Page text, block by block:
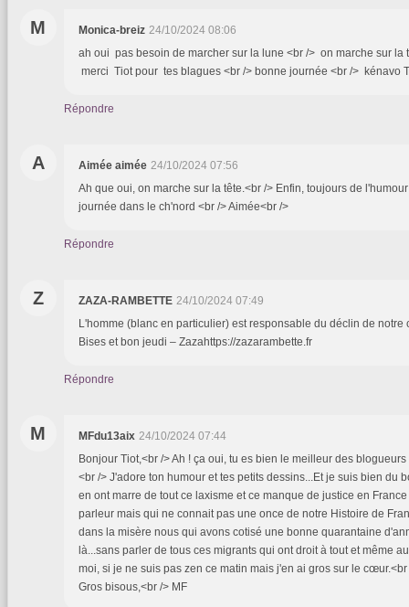
M Monica-breiz 24/10/2024 08:06
ah oui pas besoin de marcher sur la lune <br /> on marche sur la
merci Tiot pour tes blagues <br /> bonne journée <br /> kénavo
Répondre
A Aimée aimée 24/10/2024 07:56
Ah que oui, on marche sur la tête.<br /> Enfin, toujours de
journée dans le ch'nord <br /> Aimée<br />
Répondre
Z ZAZA-RAMBETTE 24/10/2024 07:49
L'homme (blanc en particulier) est responsable du déclin de notre
Bises et bon jeudi – Zazahttps://zazarambette.fr
Répondre
M MFdu13aix 24/10/2024 07:44
Bonjour Tiot,<br /> Ah ! ça oui, tu es bien le meilleur des
<br /> J'adore ton humour et tes petits dessins...Et je suis bien du
en ont marre de tout ce laxisme et ce manque de justice en
parleur mais qui ne connait pas une once de notre Histoire de
dans la misère nous qui avons cotisé une bonne quarantaine
là...sans parler de tous ces migrants qui ont droit à tout et même
moi, si je ne suis pas zen ce matin mais j'en ai gros sur le
Gros bisous,<br /> MF